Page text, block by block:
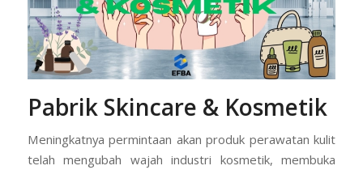
Pabrik Skincare & Kosmetik
Meningkatnya permintaan akan produk perawatan kulit
telah mengubah wajah industri kosmetik, membuka